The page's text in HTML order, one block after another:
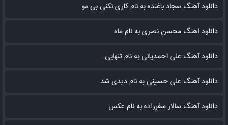
دانلود آهنگ سجاد باغنده به نام کاری نکنی بی مو
دانلود اهنگ محسن نصری به نام‌ ماه
دانلود آهنگ علی احمدیانی به نام تنهایی
دانلود آهنگ علی حسینی به نام دیدی شد
دانلود آهنگ سالار سفرزاده به نام عکس